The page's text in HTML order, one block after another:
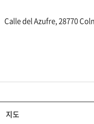
Calle del Azufre, 28770
지도